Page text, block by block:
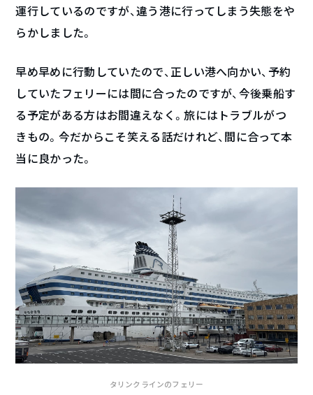
運行しているのですが、違う港に行ってしまう失態をや
らかしました。
早め早めに行動していたので、正しい港へ向かい、予約
していたフェリーには間に合ったのですが、今後乗船す
る予定がある方はお間違えなく。旅にはトラブルがつ
きもの。今だからこそ笑える話だけれど、間に合って本
当に良かった。
タリンクラインのフェリー